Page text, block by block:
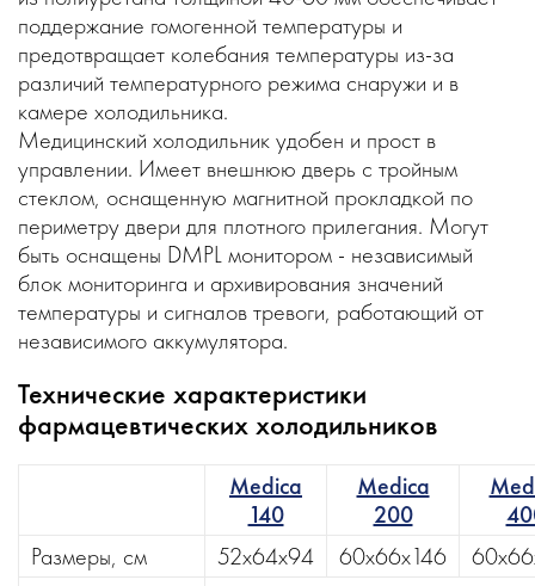
поддержание гомогенной температуры и
предотвращает колебания температуры из-за
различий температурного режима снаружи и в
камере холодильника.
Медицинский холодильник удобен и прост в
управлении. Имеет внешнюю дверь с тройным
стеклом, оснащенную магнитной прокладкой по
периметру двери для плотного прилегания. Могут
быть оснащены DMPL монитором - независимый
блок мониторинга и архивирования значений
температуры и сигналов тревоги, работающий от
независимого аккумулятора.
Технические характеристики
фармацевтических холодильников
Medica
140
Medica
200
Размеры, см
52х64х94 60х66х146